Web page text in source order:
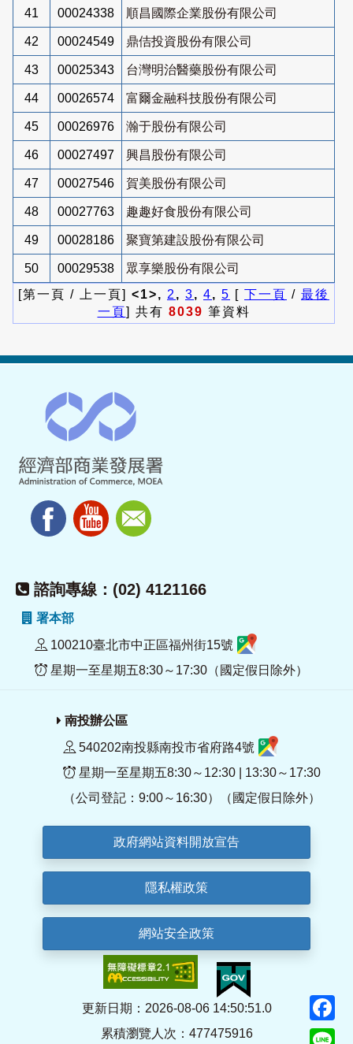
41 00024338 順昌國際企業股份有限公司
42 00024549 鼎佶投資股份有限公司
43 00025343 台灣明治醫藥股份有限公司
44 00026574 富爾金融科技股份有限公司
45 00026976 瀚于股份有限公司
46 00027497 興昌股份有限公司
47 00027546 賀美股份有限公司
48 00027763 趣趣好食股份有限公司
49 00028186 聚寶第建設股份有限公司
50 00029538
眾享樂股份有限公司
[第一頁 / 上一頁] <1>, 2 , 3, 4, 5 [ 下一頁 / 最後
一頁] 共有 8039 筆資料
諮詢專線：(02) 4121166
署本部
100210臺北市中正區福州街15號
星期一至星期五8:30～17:30（國定假日除外）
南投辦公區
540202南投縣南投市省府路4號
星期一至星期五8:30～12:30 | 13:30～17:30
（公司登記：9:00～16:30）（國定假日除外）
政府網站資料開放宣告
隱私權政策
網站安全政策
更新日期：2026-08-06 14:50:51.0
累積瀏覽人次：477475916